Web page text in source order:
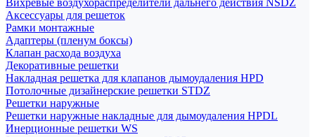
Вихревые воздухораспределители дальнего действия NSDZ
Аксессуары для решеток
Рамки монтажные
Адаптеры (пленум боксы)
Клапан расхода воздуха
Декоративные решетки
Накладная решетка для клапанов дымоудаления HPD
Потолочные дизайнерские решетки STDZ
Решетки наружные
Решетки наружные накладные для дымоудаления HPDL
Инерционные решетки WS